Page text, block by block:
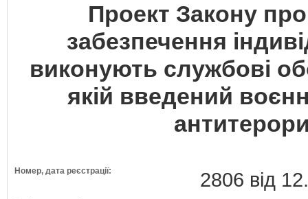
Проект Закону
забезпечення
виконують службові
якій введений
Номер, дата реєстрації: 2806 від